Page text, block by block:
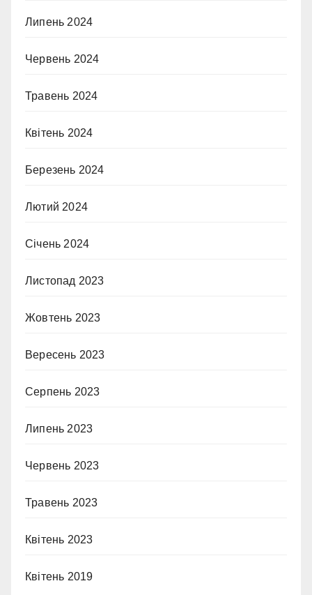
Липень 2024
Червень 2024
Травень 2024
Квітень 2024
Березень 2024
Лютий 2024
Січень 2024
Листопад 2023
Жовтень 2023
Вересень 2023
Серпень 2023
Липень 2023
Червень 2023
Травень 2023
Квітень 2023
Квітень 2019